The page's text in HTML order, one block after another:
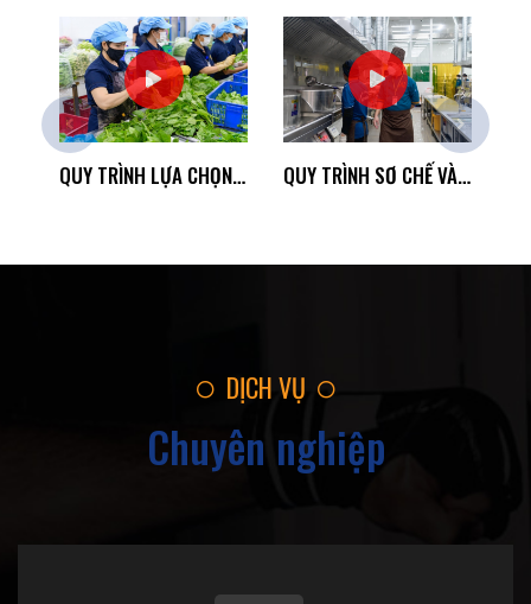
QUY TRÌNH LỰA CHỌN NGUYÊN LIỆU ĐẦU VÀO ĐẠT CHUẨN NGỰ PHẨM QUY TRÌNH SƠ CHẾ VÀ CHẾ BIẾN
prev next
DỊCH VỤ
Chuyên nghiệp